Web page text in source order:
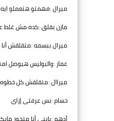
ميرال :فهمتو هتعملو
مازن بقلق :كده مش غلط
ميرال ببسمه :متقلقش
عمار :والبوليس هيوصل
ميراال :متقلقش كل
حسام :بس عرفتى إزاى